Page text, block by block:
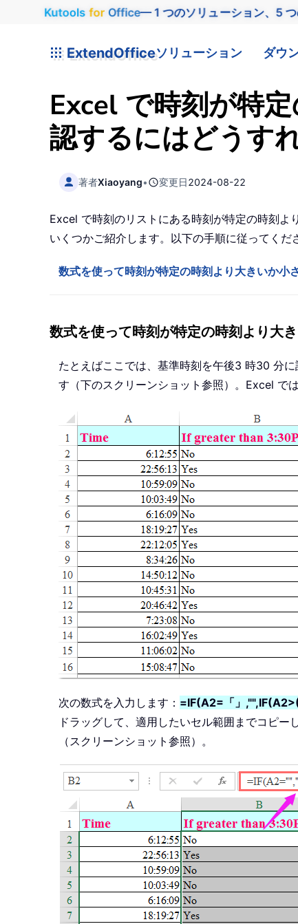
Kutools for Office— 1 つのソリューション、5 つ
ExtendOfficeソリューション ダウ
Excel で時刻が特
認するにはどうす
著者Xiaoyang• 変更日2024-08-22
Excel で時刻のリストにある時刻が特定の時刻よ
いくつかご紹介します。以下の手順に従ってくだ
数式を使って時刻が特定の時刻より大きいか小
数式を使って時刻が特定の時刻より大
たとえばここでは、基準時刻を午後3 時30 分
す（下のスクリーンショット参照）。Excel で
次の数式を入力します： =IF(A2=「」
ドラッグして、適用したいセル範囲までコピ
（スクリーンショット参照）。